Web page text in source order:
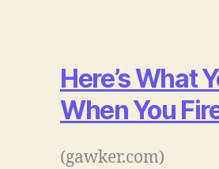
Here’s What
When You
(gawker.com)